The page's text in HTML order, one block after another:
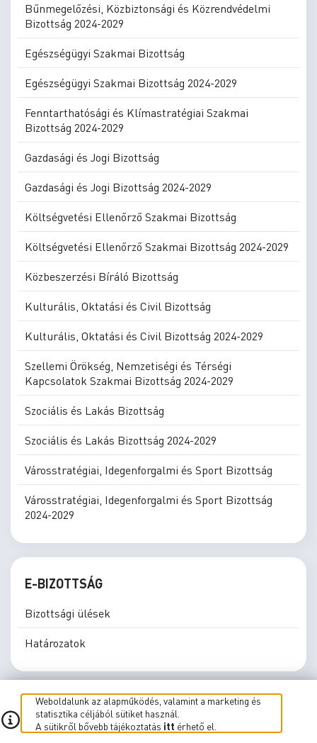
Bűnmegelőzési, Közbiztonsági és Közrendvédelmi
Bizottság 2024-2029
Egészségügyi Szakmai Bizottság
Egészségügyi Szakmai Bizottság 2024-2029
Fenntarthatósági és Klímastratégiai Szakmai
Bizottság 2024-2029
Gazdasági és Jogi Bizottság
Gazdasági és Jogi Bizottság 2024-2029
Költségvetési Ellenőrző Szakmai Bizottság
Költségvetési Ellenőrző Szakmai Bizottság 2024-2029
Közbeszerzési Bíráló Bizottság
Kulturális, Oktatási és Civil Bizottság
Kulturális, Oktatási és Civil Bizottság 2024-2029
Szellemi Örökség, Nemzetiségi és Térségi
Kapcsolatok Szakmai Bizottság 2024-2029
Szociális és Lakás Bizottság
Szociális és Lakás Bizottság 2024-2029
Városstratégiai, Idegenforgalmi és Sport Bizottság
Városstratégiai, Idegenforgalmi és Sport Bizottság
2024-2029
E-BIZOTTSÁG
Bizottsági ülések
Határozatok
E-közgyűlés E-Bizottság Élő közvetítés
Weboldalunk az alapműködés, valamint a marketing és
statisztika céljából sütiket használ.
A sütikről bővebb tájékoztatás itt érhető el.